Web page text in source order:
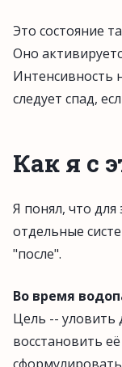
Это состояние
Оно
Интенсивность
следует спад,
Как я с
Я понял, что для
отдельные
"после".
Во время
Цель -- уловить
восстановить